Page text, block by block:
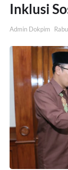
Inklusi
Admin Dokpim